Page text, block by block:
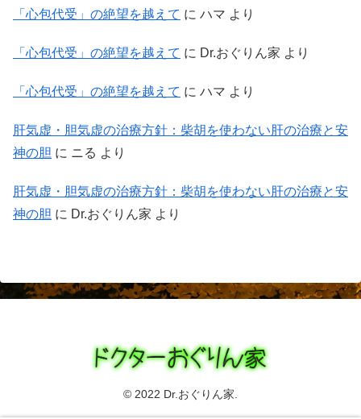
「心包代受」の絶望を越えて に ハマ より
「心包代受」の絶望を越えて に Dr.おぐりん家 より
「心包代受」の絶望を越えて に ハマ より
肝気虚・胆気虚の治療方針：柴胡を使わない肝の治療と安
神の胆 に ニる より
肝気虚・胆気虚の治療方針：柴胡を使わない肝の治療と安
神の胆 に Dr.おぐりん家 より
© 2022 Dr.おぐりん家.